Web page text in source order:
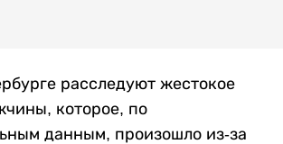
расследуют жестокое
которое, по
данным, произошло из-за